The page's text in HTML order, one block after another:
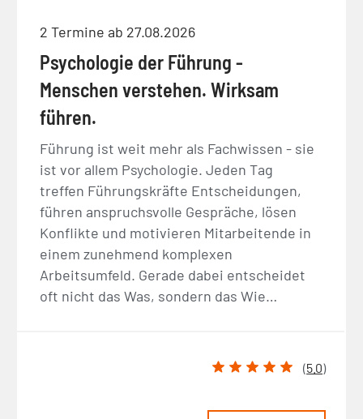
2 Termine ab 27.08.2026
Psychologie der Führung -
Menschen verstehen. Wirksam
führen.
Führung ist weit mehr als Fachwissen - sie
ist vor allem Psychologie. Jeden Tag
treffen Führungskräfte Entscheidungen,
führen anspruchsvolle Gespräche, lösen
Konflikte und motivieren Mitarbeitende in
einem zunehmend komplexen
Arbeitsumfeld. Gerade dabei entscheidet
oft nicht das Was, sondern das Wie…
(5.0)